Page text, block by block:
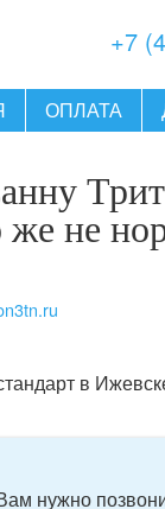
+7
ОПЛАТА
не
в
нужно